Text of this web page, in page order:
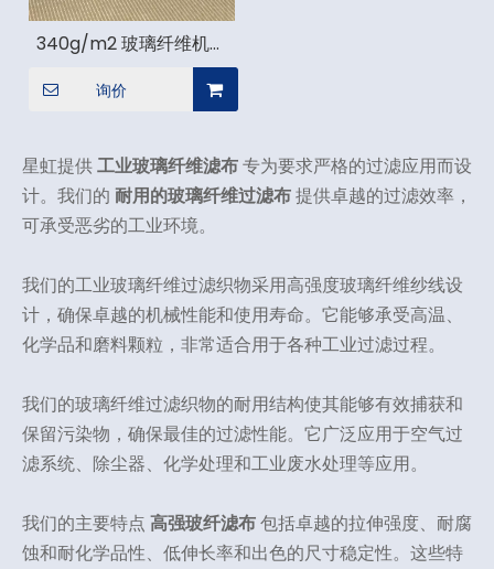
340g/m2 玻璃纤维机织
询价
星虹提供工业玻璃纤维滤布专为要求严格的过滤应用而设
计。我们的 耐用的玻璃纤维过滤布提供卓越的过滤效率，
可承受恶劣的工业环境。
我们的工业玻璃纤维过滤织物采用高强度玻璃纤维纱线设
计，确保卓越的机械性能和使用寿命。它能够承受高温、
化学品和磨料颗粒，非常适合用于各种工业过滤过程。
我们的玻璃纤维过滤织物的耐用结构使其能够有效捕获和
保留污染物，确保最佳的过滤性能。它广泛应用于空气过
滤系统、除尘器、化学处理和工业废水处理等应用。
我们的主要特点 高强玻纤滤布包括卓越的拉伸强度、耐腐
蚀和耐化学品性、低伸长率和出色的尺寸稳定性。这些特